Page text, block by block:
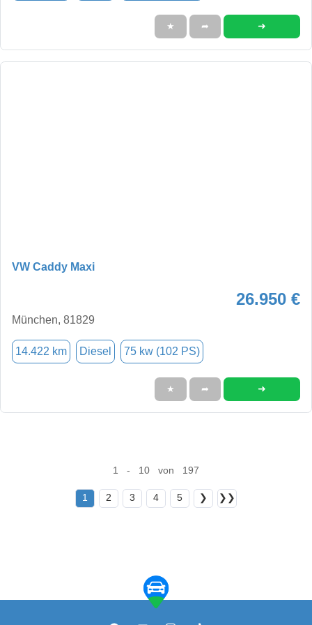
★ ➦ ➜
VW Caddy Maxi
26.950 €
München, 81829
14.422 km Diesel 75 kw (102 PS)
★ ➦ ➜
1 - 10 von 197
1 2 3 4 5 ❯ ❯❯